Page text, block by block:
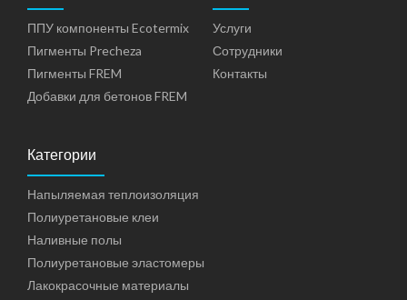
ППУ компоненты Ecotermix
Пигменты Precheza
Пигменты FREM
Добавки для бетонов FREM
Услуги
Сотрудники
Контакты
Категории
Напыляемая теплоизоляция
Полиуретановые клеи
Наливные полы
Полиуретановые эластомеры
Лакокрасочные материалы